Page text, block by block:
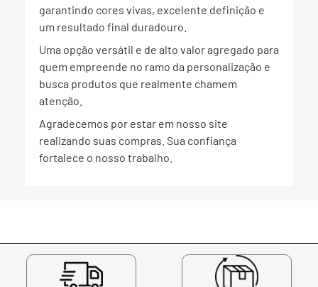
garantindo cores vivas, excelente definição e
um resultado final duradouro.
Uma opção versátil e de alto valor agregado para
quem empreende no ramo da personalização e
busca produtos que realmente chamem
atenção.
Agradecemos por estar em nosso site
realizando suas compras. Sua confiança
fortalece o nosso trabalho.